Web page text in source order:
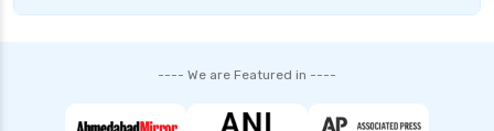
---- We are Featured in ----